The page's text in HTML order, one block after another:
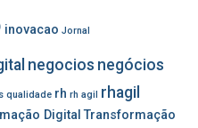
inovacao Jornal
negocios negócios
qualidade rh rh agil rhagil
Digital Transformação